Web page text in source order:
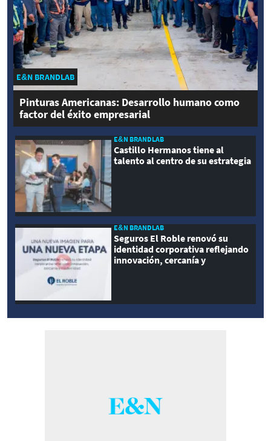
E&N BRANDLAB
Pinturas Americanas: Desarrollo humano como
factor del éxito empresarial
E&N BRANDLAB
Castillo Hermanos tiene al
talento al centro de su estrategia
E&N BRANDLAB
Seguros El Roble renovó su
identidad corporativa reflejando
innovación, cercanía y